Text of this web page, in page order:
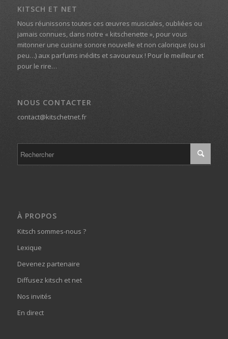
KITSCH ET NET
Nous réunissons toutes ces œuvres musicales, oubliées ou
jamais connues, dans notre « kitschenette », pour vous
mitonner une cuisine sonore nouvelle et non calorique (ou si
peu…) aux parfums inédits et savoureux ! Pour le meilleur et
pour le rire…
NOUS CONTACTER
contact@kitschetnet.fr
À PROPOS
Kitsch sommes-nous ?
Lexique
Devenez partenaire
Diffusez kitsch et net
Nos invités
En direct